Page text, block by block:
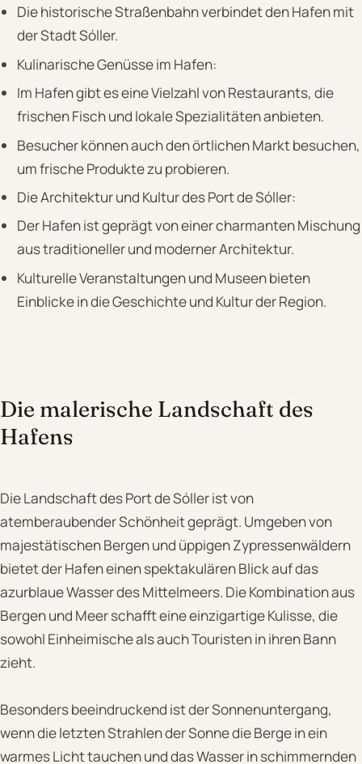
Die historische Straßenbahn verbindet den Hafen mit
der Stadt Sóller.
Kulinarische Genüsse im Hafen:
Im Hafen gibt es eine Vielzahl von Restaurants, die
frischen Fisch und lokale Spezialitäten anbieten.
Besucher können auch den örtlichen Markt besuchen,
um frische Produkte zu probieren.
Die Architektur und Kultur des Port de Sóller:
Der Hafen ist geprägt von einer charmanten Mischung
aus traditioneller und moderner Architektur.
Kulturelle Veranstaltungen und Museen bieten
Einblicke in die Geschichte und Kultur der Region.
Die malerische Landschaft des
Hafens
Die Landschaft des Port de Sóller ist von
atemberaubender Schönheit geprägt. Umgeben von
majestätischen Bergen und üppigen Zypressenwäldern
bietet der Hafen einen spektakulären Blick auf das
azurblaue Wasser des Mittelmeers. Die Kombination aus
Bergen und Meer schafft eine einzigartige Kulisse, die
sowohl Einheimische als auch Touristen in ihren Bann
zieht.
Besonders beeindruckend ist der Sonnenuntergang,
wenn die letzten Strahlen der Sonne die Berge in ein
warmes Licht tauchen und das Wasser in schimmernden